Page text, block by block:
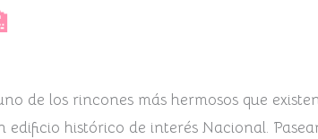
de los rincones más hermosos que
histórico de interés Nacional.